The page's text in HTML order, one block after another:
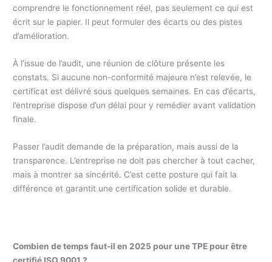
comprendre le fonctionnement réel, pas seulement ce qui est
écrit sur le papier. Il peut formuler des écarts ou des pistes
d’amélioration.
À l’issue de l’audit, une réunion de clôture présente les
constats. Si aucune non-conformité majeure n’est relevée, le
certificat est délivré sous quelques semaines. En cas d’écarts,
l’entreprise dispose d’un délai pour y remédier avant validation
finale.
Passer l’audit demande de la préparation, mais aussi de la
transparence. L’entreprise ne doit pas chercher à tout cacher,
mais à montrer sa sincérité. C’est cette posture qui fait la
différence et garantit une certification solide et durable.
Combien de temps faut-il en 2025 pour une TPE pour être